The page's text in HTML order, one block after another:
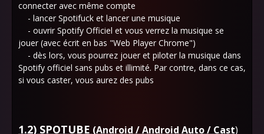
connecter avec même compte
- lancer Spotifuck et lancer une musique
- ouvrir Spotify Officiel et vous verrez la musique se
jouer (avec écrit en bas "Web Player Chrome")
- dès lors, vous pourrez jouer et piloter la musique dans
Spotify officiel sans pubs et illimité. Par contre, dans ce cas,
si vous caster, vous aurez des pubs
1.2) SPOTUBE (Android / Android Auto / Cast)